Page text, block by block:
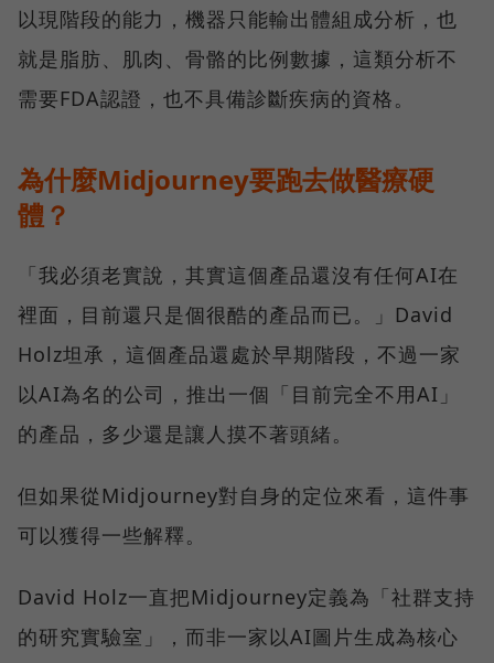
以現階段的能力，機器只能輸出體組成分析，也
就是脂肪、肌肉、骨骼的比例數據，這類分析不
需要FDA認證，也不具備診斷疾病的資格。
為什麼Midjourney要跑去做醫療硬
體？
「我必須老實說，其實這個產品還沒有任何AI在
裡面，目前還只是個很酷的產品而已。」David
Holz坦承，這個產品還處於早期階段，不過一家
以AI為名的公司，推出一個「目前完全不用AI」
的產品，多少還是讓人摸不著頭緒。
但如果從Midjourney對自身的定位來看，這件事
可以獲得一些解釋。
David Holz一直把Midjourney定義為「社群支持
的研究實驗室」，而非一家以AI圖片生成為核心